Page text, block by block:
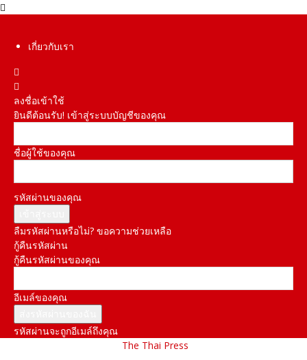
เกี่ยวกับเรา
ลงชื่อเข้าใช้
ยินดีต้อนรับ! เข้าสู่ระบบบัญชีของคุณ
ชื่อผู้ใช้ของคุณ
รหัสผ่านของคุณ
ลืมรหัสผ่านหรือไม่? ขอความช่วยเหลือ
กู้คืนรหัสผ่าน
กู้คืนรหัสผ่านของคุณ
อีเมล์ของคุณ
รหัสผ่านจะถูกอีเมล์ถึงคุณ
The Thai Press